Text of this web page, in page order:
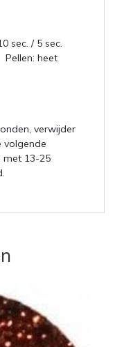
sec. / 5 sec.
heet
verwijder
volgende
met 13-25